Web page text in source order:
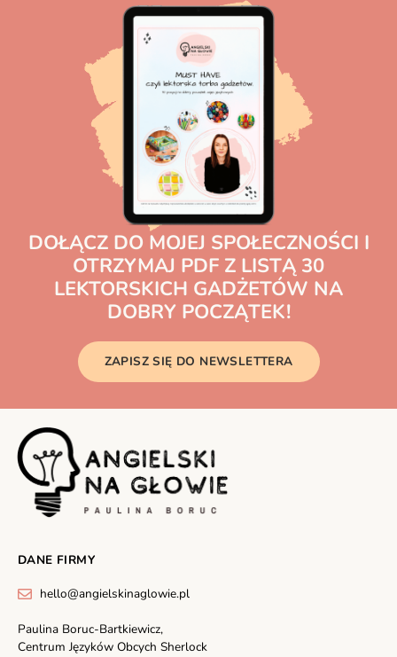
DOŁĄCZ DO MOJEJ SPOŁECZNOŚCI I
OTRZYMAJ PDF Z LISTĄ 30
LEKTORSKICH GADŻETÓW NA
DOBRY POCZĄTEK!
ZAPISZ SIĘ DO NEWSLETTERA
DANE FIRMY
hello@angielskinaglowie.pl
Paulina Boruc-Bartkiewicz,
Centrum Języków Obcych Sherlock